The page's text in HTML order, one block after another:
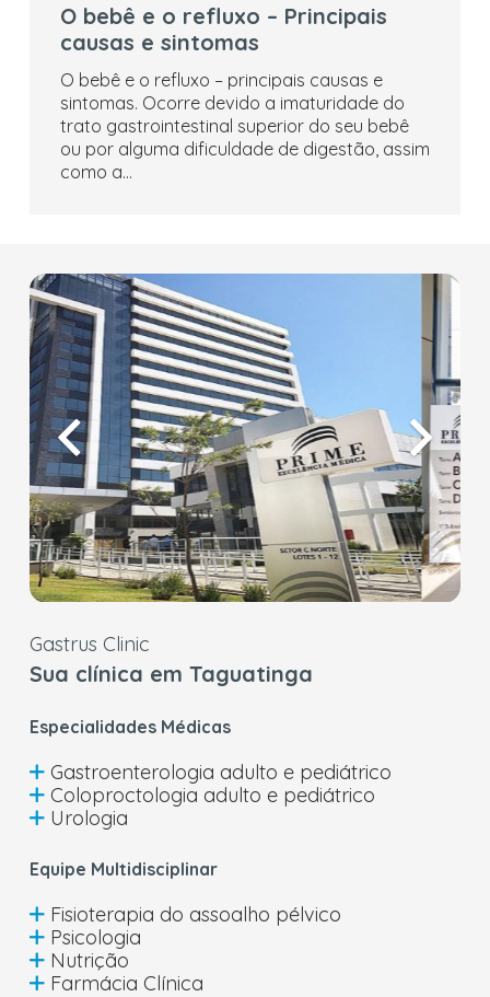
O bebê e o refluxo – Principais
causas e sintomas
O bebê e o refluxo – principais causas e
sintomas. Ocorre devido a imaturidade do
trato gastrointestinal superior do seu bebê
ou por alguma dificuldade de digestão, assim
como a…
Gastrus Clinic
Sua clínica em Taguatinga
Especialidades Médicas
Gastroenterologia adulto e pediátrico
Coloproctologia adulto e pediátrico
Urologia
Equipe Multidisciplinar
Fisioterapia do assoalho pélvico
Psicologia
Nutrição
Farmácia Clínica